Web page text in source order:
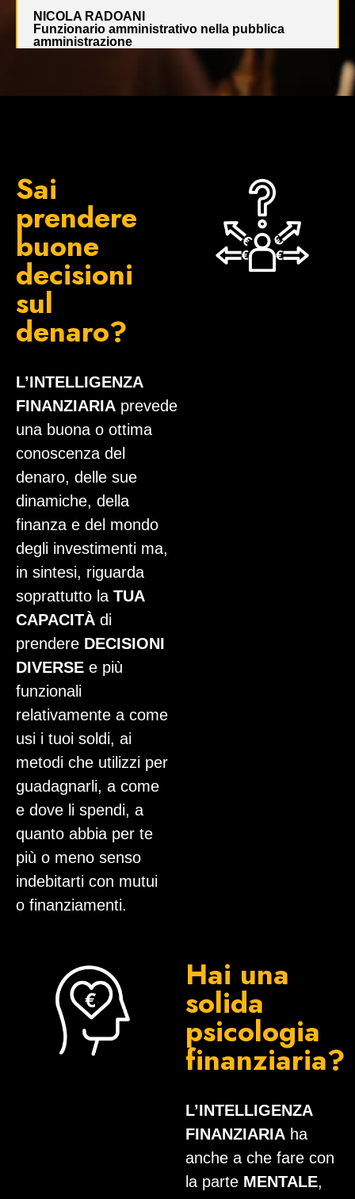
NICOLA RADOANI
Funzionario amministrativo nella pubblica
amministrazione
Sai
prendere
buone
decisioni
sul
denaro?
L’INTELLIGENZA
FINANZIARIA prevede
una buona o ottima
conoscenza del
denaro, delle sue
dinamiche, della
finanza e del mondo
degli investimenti ma,
in sintesi, riguarda
soprattutto la TUA
CAPACITÀ di
prendere DECISIONI
DIVERSE e più
funzionali
relativamente a come
usi i tuoi soldi, ai
metodi che utilizzi per
guadagnarli, a come
e dove li spendi, a
quanto abbia per te
più o meno senso
indebitarti con mutui
o finanziamenti.
Hai una
solida
psicologia
finanziaria?
L’INTELLIGENZA
FINANZIARIA ha
anche a che fare con
la parte MENTALE,